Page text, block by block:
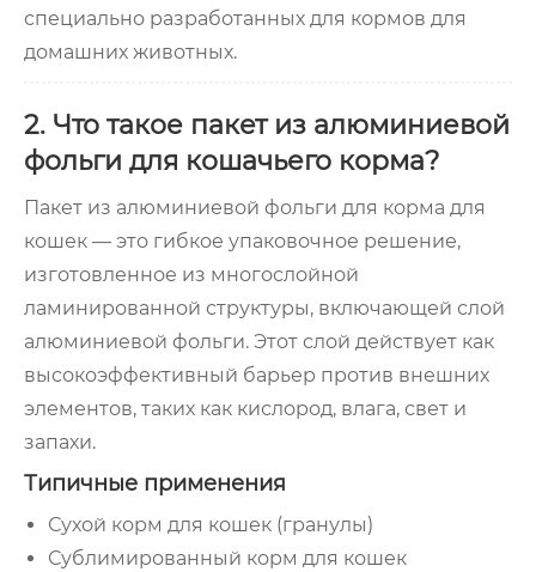
специально разработанных для кормов для
домашних животных.
2. Что такое пакет из алюминиевой
фольги для кошачьего корма?
Пакет из алюминиевой фольги для корма для
кошек — это гибкое упаковочное решение,
изготовленное из многослойной
ламинированной структуры, включающей слой
алюминиевой фольги. Этот слой действует как
высокоэффективный барьер против внешних
элементов, таких как кислород, влага, свет и
запахи.
Типичные применения
Сухой корм для кошек (гранулы)
Сублимированный корм для кошек